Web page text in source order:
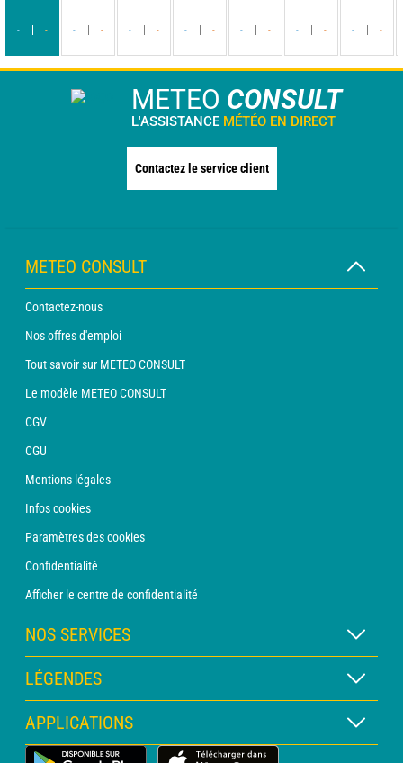
- - - - - - - - - - - - - -
METEO CONSULT
L'ASSISTANCE MÉTÉO EN DIRECT
Contactez le service client
METEO CONSULT
Contactez-nous
Nos offres d'emploi
Tout savoir sur METEO CONSULT
Le modèle METEO CONSULT
CGV
CGU
Mentions légales
Infos cookies
Paramètres des cookies
Confidentialité
Afficher le centre de confidentialité
NOS SERVICES
Abonnement METEO Xpert
Abonnement METEO PRO
Consultation avec un prévisionniste
LÉGENDES
Légende des cartes
Légende des pictogrammes
APPLICATIONS